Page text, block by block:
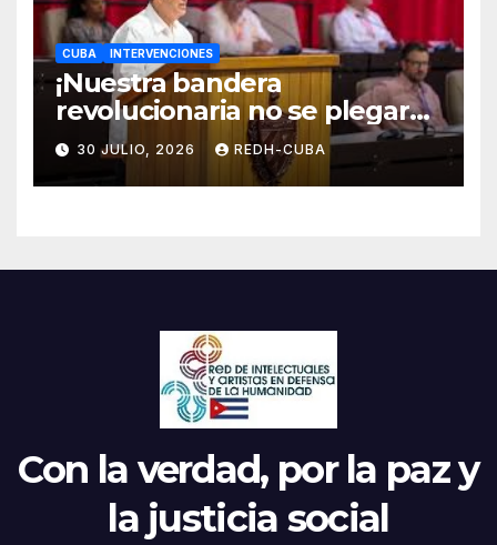
CUBA INTERVENCIONES
¡Nuestra bandera
revolucionaria no se plegará
jamás! Por Bruno Rodríguez
Parrilla
30 JULIO, 2026 REDH-CUBA
Con la verdad, por la paz y
la justicia social